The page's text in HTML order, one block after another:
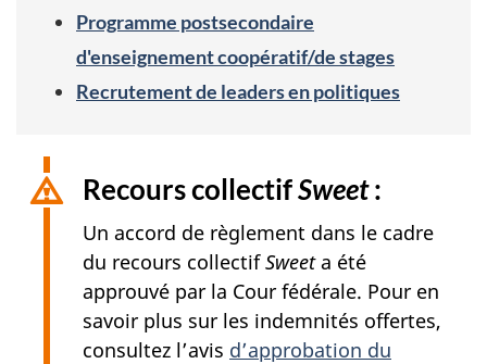
Programme postsecondaire
d'enseignement coopératif/de stages
Recrutement de leaders en politiques
Recours collectifSweet:
Un accord de règlement dans le cadre
du recours collectifSweeta été
approuvé par la Cour fédérale. Pour en
savoir plus sur les indemnités offertes,
consultez l’avis d’approbation du